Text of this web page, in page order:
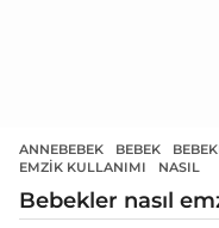
ANNEBEBEK BEBEK ,
EMZIK KULLANIMI
,NASIL
Bebekler nasıl